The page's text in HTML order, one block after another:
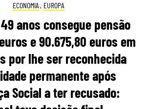
ECONOMIA , EUROPA
anos consegue pensão
e 90.675,80 euros em
por lhe ser reconhecida
permanente após
Social a ter recusado: